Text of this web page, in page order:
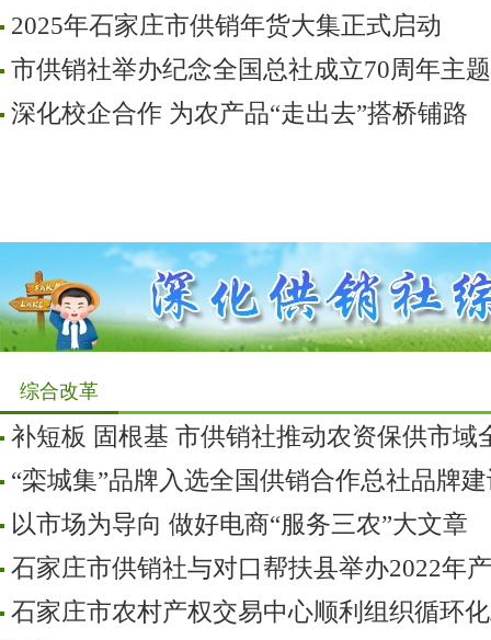
2025年石家庄市供销年货大集正式启动
市供销社举办纪念全国总社成立70周年主
深化校企合作 为农产品“走出去”搭桥铺路
综合改革
补短板 固根基 市供销社推动农资保供市域
“栾城集”品牌入选全国供销合作总社品牌
以市场为导向 做好电商“服务三农”大文章
石家庄市供销社与对口帮扶县举办2022年
石家庄市农村产权交易中心顺利组织循环